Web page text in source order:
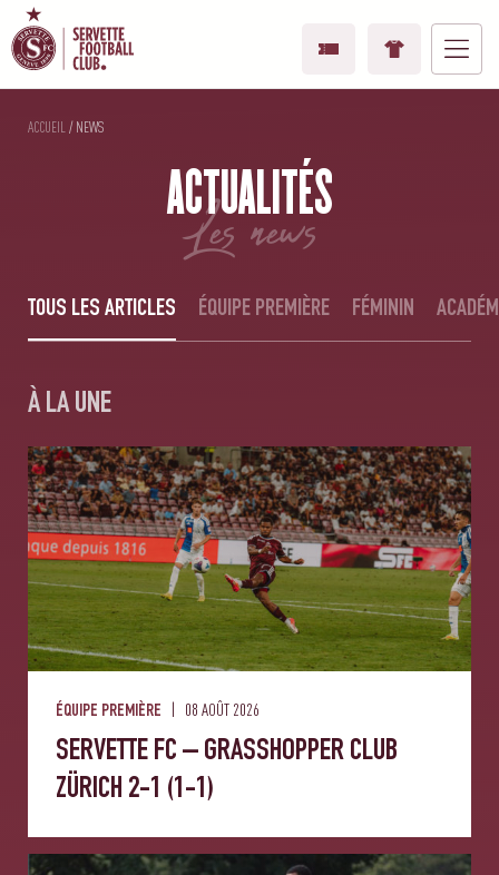
ACCUEIL /NEWS
ACTUALITÉS
les news
TOUS LES ARTICLES ÉQUIPE PREMIÈRE FÉMININ
À LA UNE
ÉQUIPE PREMIÈRE 08 AOÛT 2026
SERVETTE FC – GRASSHOPPER CLUB
ZÜRICH 2-1 (1-1)